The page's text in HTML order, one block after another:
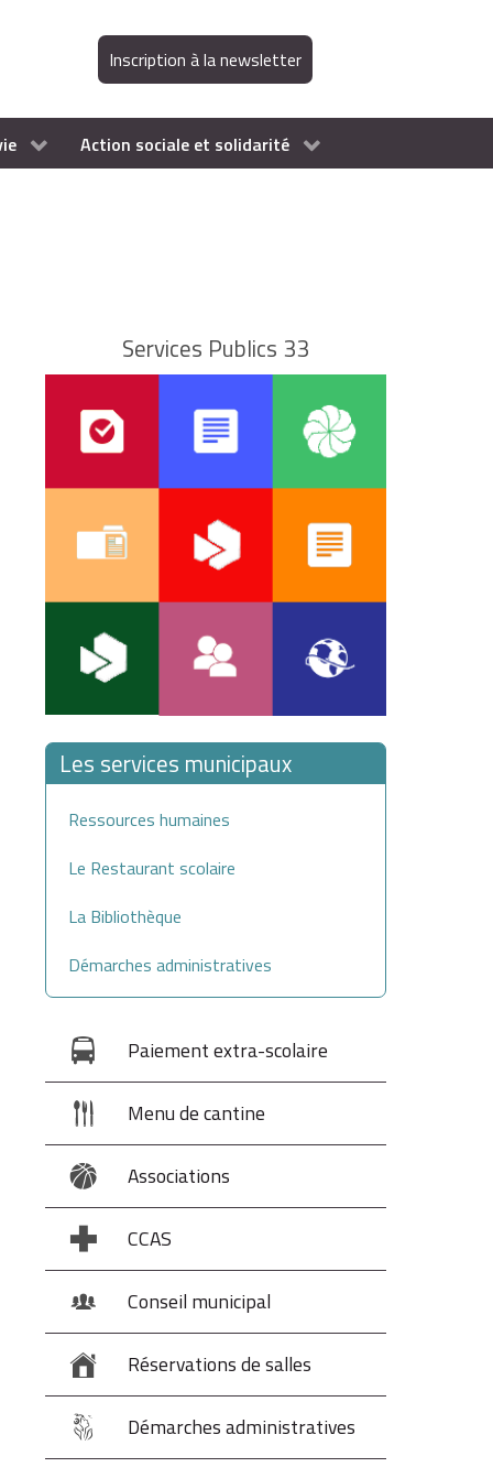
Inscription à la newsletter
Action sociale et solidarité
Services Publics 33
Les services municipaux
Ressources humaines
Le Restaurant scolaire
La Bibliothèque
Démarches administratives
Paiement extra-scolaire
Menu de cantine
Associations
CCAS
Conseil municipal
Réservations de salles
Démarches administratives